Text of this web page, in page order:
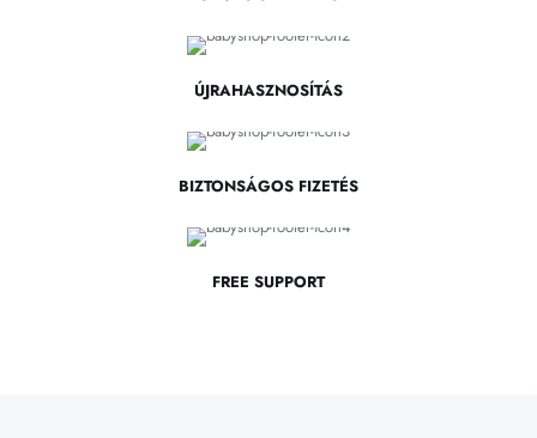
ÚJRAHASZNOSÍTÁS
BIZTONSÁGOS FIZETÉS
FREE SUPPORT